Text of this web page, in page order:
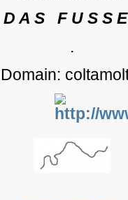
D A S F U S S
.